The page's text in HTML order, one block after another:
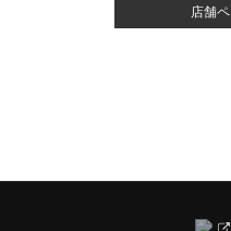
店舗